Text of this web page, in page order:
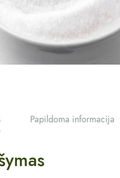
Papildoma informacija